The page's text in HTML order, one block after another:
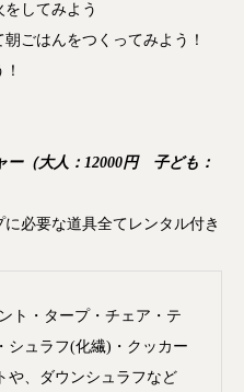
をしてみよう
ごはんをつくってみよう！
ー（大人：12000円 子ども：
必要な道具全てレンタル付き
ト・タープ・チェア・テ
シュラフ(化繊)・クッカー
や、ダウンシュラフなど